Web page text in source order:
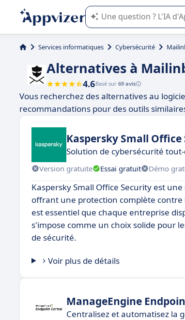
L'IA de Appvizer vous
Services informatiques Cybersécurité
Alternatives à
4.6Basé sur 69 avis
Vous recherchez des alternatives au
recommandations pour des outils
Kaspersky Small
Solution de cybersécurité
Version gratuite Essai gratuit Démo
Kaspersky Small Office Security est
offrant une protection complète
est essentiel que chaque entreprise
s'impose comme un choix solide pour
de sécurité.
Voir plus de détails
ManageEngine
Centralisez et automatisez la